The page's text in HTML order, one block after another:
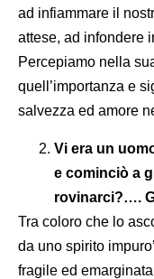
ad infiammare il
attese, ad infondere
Percepiamo nella sua
quell’importanza e
salvezza ed amore
Vi era un
e cominciò a
rovinarci?….
Tra coloro che lo
da uno spirito
fragile ed